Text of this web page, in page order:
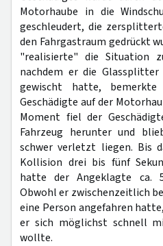
Motorhaube in die
geschleudert, die
den Fahrgastraum gedrückt
"realisierte" die Situation
nachdem er die Glassplitter
gewischt hatte,
Geschädigte auf der
Moment fiel der
Fahrzeug herunter und
schwer verletzt liegen. Bis
Kollision drei bis fünf
hatte der Angeklagte ca.
Obwohl er zwischenzeitlich
eine Person angefahren
er sich möglichst schnell
wollte.